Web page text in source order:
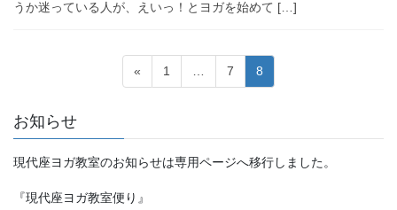
うか迷っている人が、えいっ！とヨガを始めて […]
の
ペ
ー
ジ
«
固
定
1 …
固
定
7
固
定
8
お知らせ
現代座ヨガ教室のお知らせは専用ページへ移行しました。
『現代座ヨガ教室便り』